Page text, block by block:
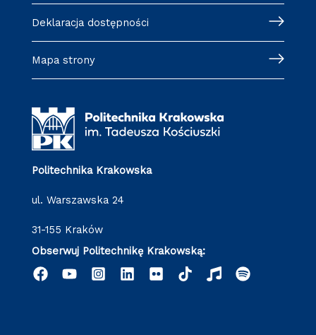
Deklaracja dostępności
Mapa strony
Politechnika Krakowska
ul. Warszawska 24
31-155 Kraków
Obserwuj Politechnikę Krakowską: